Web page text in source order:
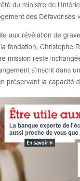
du ministre de
des Défavorisés ».
aux révélation de
fondation, Christophe
mission reste
s’inscrit dans
préservant la capacité